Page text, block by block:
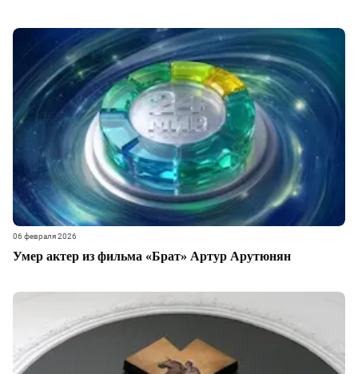
Умер актер из фильма «Брат» Артур Арутюнян
06 февраля 2026